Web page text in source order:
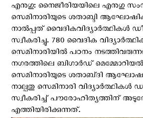
എനുഗു: നൈജീരിയയിലെ എനുഗു
സെമിനാരിയുടെ ശതാബ്ദി
നാൽപ്പത് വൈദികവിദ്യാർത്ഥികൾ
സ്വീകരിച്ചു. 780 വൈദിക
സെമിനാരിയിൽ പഠനം
നഗരത്തിലെ ബിഗാർഡ്
സെമിനാരിയുടെ ശതാബ്‌ദി
നാല്പതു സെമിനാരി വിദ്യാർത്ഥികൾ
സ്വീകരിച്ച് പൗരോഹിത്യത്തിന്
എത്തിയിരിക്കുന്നത്.